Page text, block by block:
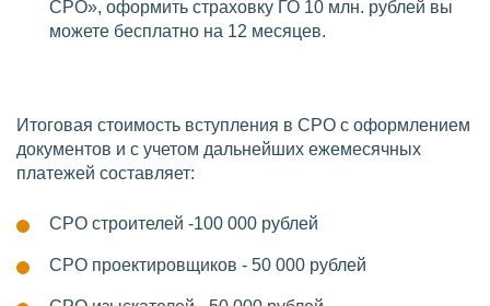
СРО», оформить страховку ГО 10 млн. рублей вы
можете бесплатно на 12 месяцев.
Итоговая стоимость вступления в СРО с оформлением
документов и с учетом дальнейших ежемесячных
платежей составляет:
СРО строителей -100 000 рублей
СРО проектировщиков - 50 000 рублей